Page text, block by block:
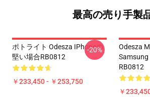
最高の売り手製
ポトライト Odesza IPhoneの
堅い場合RB0812
￥233,450 - ￥253,750
-20%
Odesza
Samsung
RB0812
￥